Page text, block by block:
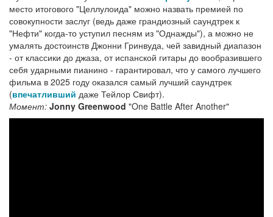
место итогового "Целлулоида" можно назвать премией по
совокупности заслуг (ведь даже грандиозный саундтрек к
"Нефти" когда-то уступил песням из "Однажды"), а можно не
умалять достоинств Джонни Гринвуда, чей завидный диапазон
- от классики до джаза, от испанской гитары до вообразившего
себя ударными пианино - гарантировал, что у самого лучшего
фильма в 2025 году оказался самый лучший саундтрек
(впечатливший даже Тейлор Свифт).
Момент: Jonny Greenwood "One Battle After Another"